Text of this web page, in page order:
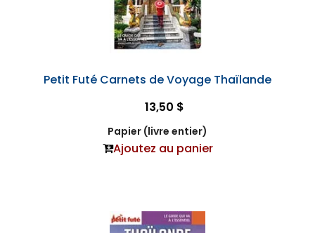
Petit Futé Carnets de Voyage Thaïlande
13,50 $
Papier (livre entier)
Ajoutez au panier